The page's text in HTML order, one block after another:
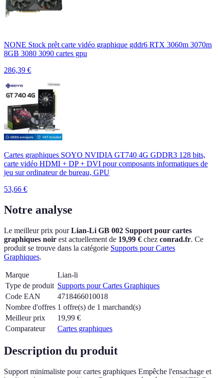
NONE Stock prêt carte vidéo graphique gddr6 RTX 3060m 3070m
8GB 3080 3090 cartes gpu
286,39 €
Cartes graphiques SOYO NVIDIA GT740 4G GDDR3 128 bits,
carte vidéo HDMI + DP + DVI pour composants informatiques de
jeu sur ordinateur de bureau, GPU
53,66 €
Notre analyse
Le meilleur prix pourLian-Li GB 002 Support pour cartes
graphiques noir est actuellement de 19,99 € chez conrad.fr. Ce
produit se trouve dans la catégorie Supports pour Cartes
Graphiques.
Marque
Lian-li
Type de produit Supports pour Cartes Graphiques
Code EAN
4718466010018
Nombre d'offres 1 offre(s) de 1 marchand(s)
Meilleur prix
19,99 €
Comparateur
Cartes graphiques
Description du produit
Support minimaliste pour cartes graphiques Empêche l'ensachage et